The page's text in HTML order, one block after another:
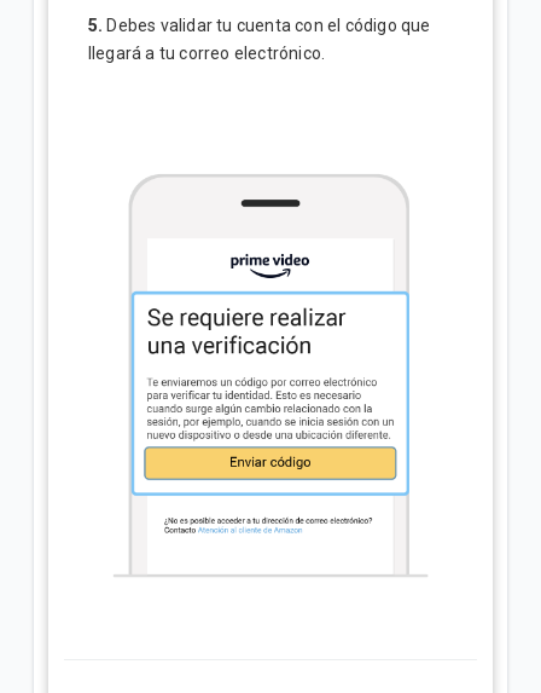
5. Debes validar tu cuenta con el código que
llegará a tu correo electrónico.